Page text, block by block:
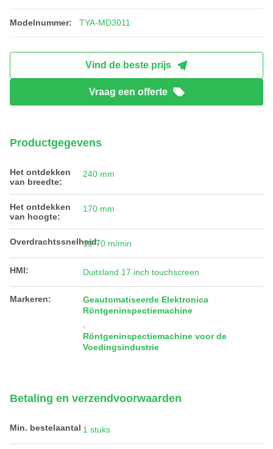
Modelnummer: TYA-MD3011
Vind de beste prijs
Vraag een offerte
Productgegevens
Het ontdekken
van breedte:
240 mm
Het ontdekken
van hoogte:
170 mm
Overdrachtssnelheid:10-70 m/min
HMI: Duitsland 17 inch touchscreen
Markeren:
Geautomatiseerde Elektronica
Röntgeninspectiemachine
Röntgeninspectiemachine voor de
Voedingsindustrie
Betaling en verzendvoorwaarden
Min. bestelaantal 1 stuks